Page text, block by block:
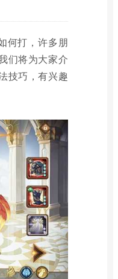
何打，许多朋
们将为大家介
技巧，有兴趣